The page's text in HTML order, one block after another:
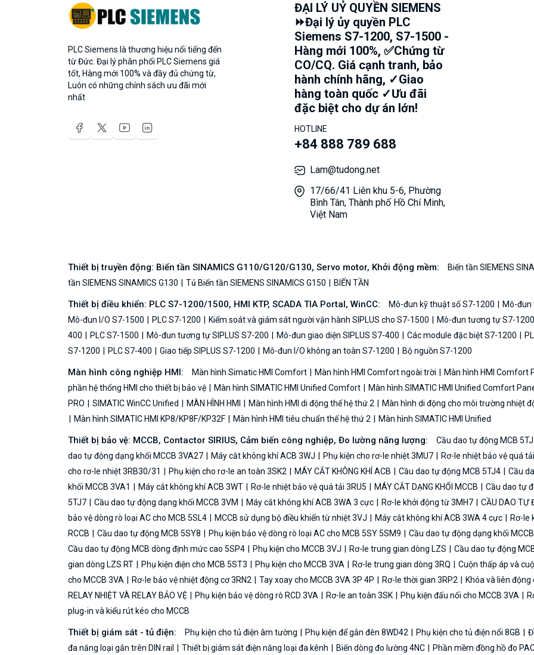
PLC Siemens là thương hiệu nổi tiếng đến
từ Đức. Đại lý phân phối PLC Siemens giá
tốt, Hàng mới 100% và đầy đủ chứng từ,
Luôn có những chính sách ưu đãi mới
nhất
ĐẠI LÝ UỶ QUYỀN SIEMENS
⏩Đại lý ủy quyền PLC
Siemens S7-1200, S7-1500 -
Hàng mới 100%, ✅Chứng từ
CO/CQ. Giá cạnh tranh, bảo
hành chính hãng, ✓Giao
hàng toàn quốc ✓Ưu đãi
đặc biệt cho dự án lớn!
HOTLINE
+84 888 789 688
Lam@tudong.net
17/66/41 Liên khu 5-6, Phường
Bình Tân, Thành phố Hồ Chí Minh,
Việt Nam
Thiết bị truyền động: Biến tần SINAMICS G110/G120/G130, Servo motor, Khởi động mềm:
Biến tần SIEMENS
tần SIEMENS SINAMICS G130
Tủ Biến tần SIEMENS SINAMICS G150 BIẾN TẦN
Thiết bị điều khiển: PLC S7-1200/1500, HMI KTP, SCADA TIA Portal, WinCC: Mô-đun kỹ thuật số S7-1200
Mô-đun
Mô-đun I/O S7-1500
PLC S7-1200 Kiểm soát và giám sát người vận hành SIPLUS cho S7-1500
Mô-đun tương tự S7-
400
PLC S7-1500 Mô-đun tương tự SIPLUS S7-200 Mô-đun giao diện SIPLUS S7-400 Các module đặc biệt S7-1200
S7-1200
PLC S7-400 Giao tiếp SIPLUS S7-1200 Mô-đun I/O không an toàn S7-1200 Bộ nguồn S7-1200
Màn hình công nghiệp HMI: Màn hình Simatic HMI Comfort Màn hình HMI Comfort ngoài trời
Màn hình HMI Comfort
phần hệ thống HMI cho thiết bị bảo vệ
Màn hình SIMATIC HMI Unified Comfort
Màn hình SIMATIC HMI Unified Comfort
PRO
SIMATIC WinCC Unified MÀN HÌNH HMI Màn hình HMI di động thế hệ thứ 2
Màn hình di động cho môi trường nhiệt
Màn hình SIMATIC HMI KP8/KP8F/KP32F
Màn hình HMI tiêu chuẩn thế hệ thứ 2 Màn hình SIMATIC HMI Unified
Thiết bị bảo vệ: MCCB, Contactor SIRIUS, Cảm biến công nghiệp, Đo lường năng lượng:
Cầu dao tự động MCB
dao tự động dạng khối MCCB 3VA27
Máy cắt không khí ACB 3WJ Phụ kiện cho rơ-le nhiệt 3MU7
Rơ-le nhiệt bảo vệ quá
cho rơ-le nhiệt 3RB30/31
Phụ kiện cho rơ-le an toàn 3SK2 MÁY CẮT KHÔNG KHÍ ACB Cầu dao tự động MCB 5TJ4
Cầu
khối MCCB 3VA1
Máy cắt không khí ACB 3WT Rơ-le nhiệt bảo vệ quá tải 3RU5 MÁY CẮT DẠNG KHỐI MCCB
Cầu dao tự
5TJ7
Cầu dao tự động dạng khối MCCB 3VM Máy cắt không khí ACB 3WA 3 cực Rơ-le khởi động từ 3MH7
CẦU DAO TỰ
bảo vệ dòng rò loại AC cho MCB 5SL4
MCCB sử dụng bộ điều khiển từ nhiệt 3VJ Máy cắt không khí ACB 3WA 4 cực
Rơ-le
RCCB
Cầu dao tự động MCB 5SY8 Phụ kiện bảo vệ dòng rò loại AC cho MCB 5SY 5SM9
Cầu dao tự động dạng khối
Cầu dao tự động MCB dòng định mức cao 5SP4
Phụ kiện cho MCCB 3VJ Rơ-le trung gian dòng LZS
Cầu dao tự động
gian dòng LZS RT
Phụ kiện điện cho MCB 5ST3 Phụ kiện cho MCCB 3VA Rơ-le trung gian dòng 3RQ
Cuộn thấp áp và
cho MCCB 3VA
Rơ-le bảo vệ nhiệt động cơ 3RN2 Tay xoay cho MCCB 3VA 3P 4P Rơ-le thời gian 3RP2
Khóa và liên
RELAY NHIỆT VÀ RELAY BẢO VỆ
Phụ kiện bảo vệ dòng rò RCD 3VA Rơ-le an toàn 3SK Phụ kiện đấu nối cho MCCB 3VA
plug-in và kiểu rút kéo cho MCCB
Thiết bị giám sát - tủ điện: Phụ kiện cho tủ điện âm tường Phụ kiện để gắn đèn 8WD42 Phụ kiện cho tủ điện nổi 8GB
đa năng loại gắn trên DIN rail
Thiết bị giám sát điện năng loại đa kênh Biến dòng đo lường 4NC Phần mềm đồng hồ đo